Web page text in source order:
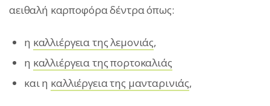
αειθαλή καρποφόρα δέντρα όπως:
η καλλιέργεια της λεμονιάς,
η καλλιέργεια της πορτοκαλιάς
και η καλλιέργεια της μανταρινιάς,